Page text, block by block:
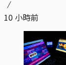
10 小時前